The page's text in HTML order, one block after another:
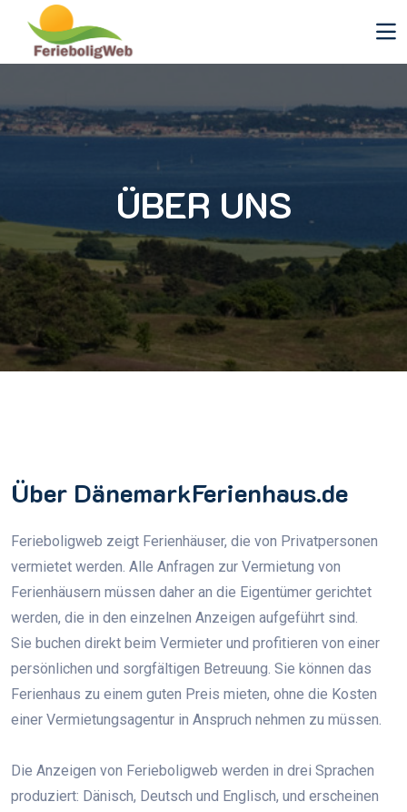
ÜBER UNS
Über DänemarkFerienhaus.de
Ferieboligweb zeigt Ferienhäuser, die von Privatpersonen
vermietet werden. Alle Anfragen zur Vermietung von
Ferienhäusern müssen daher an die Eigentümer gerichtet
werden, die in den einzelnen Anzeigen aufgeführt sind.
Sie buchen direkt beim Vermieter und profitieren von einer
persönlichen und sorgfältigen Betreuung. Sie können das
Ferienhaus zu einem guten Preis mieten, ohne die Kosten
einer Vermietungsagentur in Anspruch nehmen zu müssen.
Die Anzeigen von Ferieboligweb werden in drei Sprachen
produziert: Dänisch, Deutsch und Englisch, und erscheinen